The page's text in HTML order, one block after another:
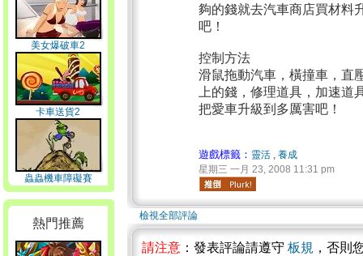
美女爆破車2
卡車送貨2
蟲蟲機車障礙賽
熱門推薦
夠的錢就去汽車商店買材料
吧！
控制方法
滑鼠拖動汽車，橫撞車，直
上的錢，修理道具，加速
把愛車升級到多厲害吧！
遊戲標籤： 靈活 ,養成
星期三 一月 23, 2008 11:31 pm
檢視全部評論
請注意 ：發表評論請遵守 板規 ，否則